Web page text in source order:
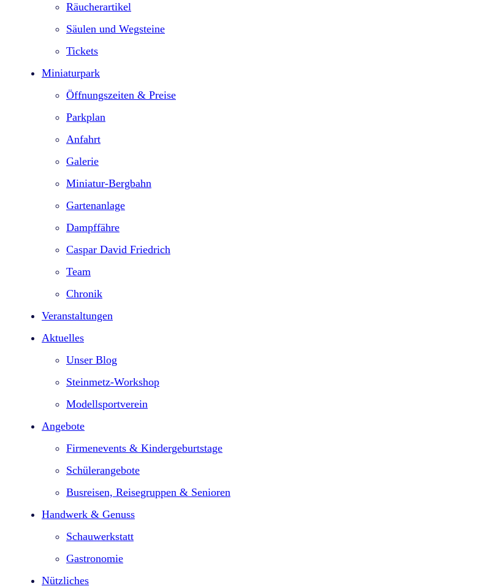
Räucherartikel
Säulen und Wegsteine
Tickets
Miniaturpark
Öffnungszeiten & Preise
Parkplan
Anfahrt
Galerie
Miniatur-Bergbahn
Gartenanlage
Dampffähre
Caspar David Friedrich
Team
Chronik
Veranstaltungen
Aktuelles
Unser Blog
Steinmetz-Workshop
Modellsportverein
Angebote
Firmenevents & Kindergeburtstage​
Schülerangebote
Busreisen, Reisegruppen & Senioren
Handwerk & Genuss
Schauwerkstatt
Gastronomie
Nützliches